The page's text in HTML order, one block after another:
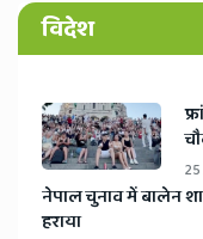
विदेश
​नेपाल चुनाव में बालेन
हराया